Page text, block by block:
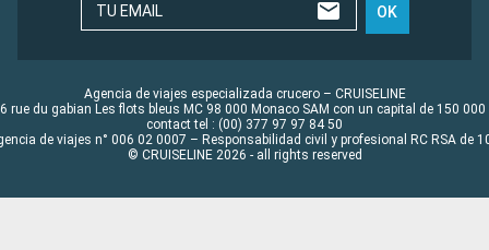
TU EMAIL OK
Agencia de viajes especializada crucero – CRUISELINE
rue du gabian Les flots bleus MC 98 000 Monaco SAM con un capital de 150 000
contact tel : (00) 377 97 97 84 50
de viajes n° 006 02 0007 – Responsabilidad civil y profesional RC RSA de
© CRUISELINE 2026 - all rights reserved